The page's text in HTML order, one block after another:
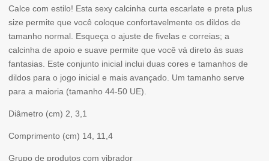
SCARLET
COUTURE
BONDAGE
Calce com estilo! Esta sexy calcinha curta escarlate e preta plus
size permite que você coloque confortavelmente os dildos de
tamanho normal. Esqueça o ajuste de fivelas e correias; a
calcinha de apoio e suave permite que você vá direto às suas
fantasias. Este conjunto inicial inclui duas cores e tamanhos de
dildos para o jogo inicial e mais avançado. Um tamanho serve
para a maioria (tamanho 44-50 UE).
Diâmetro (cm) 2, 3,1
Comprimento (cm) 14, 11,4
Grupo de produtos com vibrador